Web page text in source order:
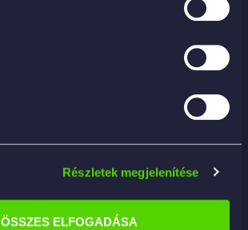
Részletek megjelenítése
ÖSSZES ELFOGADÁSA